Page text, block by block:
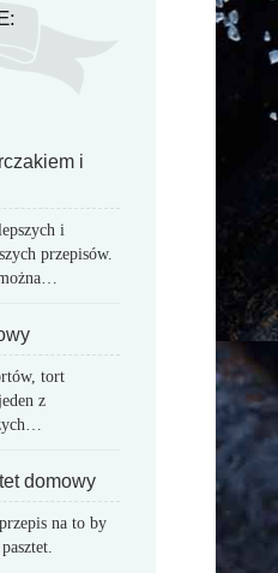
i
i
przepisów.
tort
z
domowy
na to by